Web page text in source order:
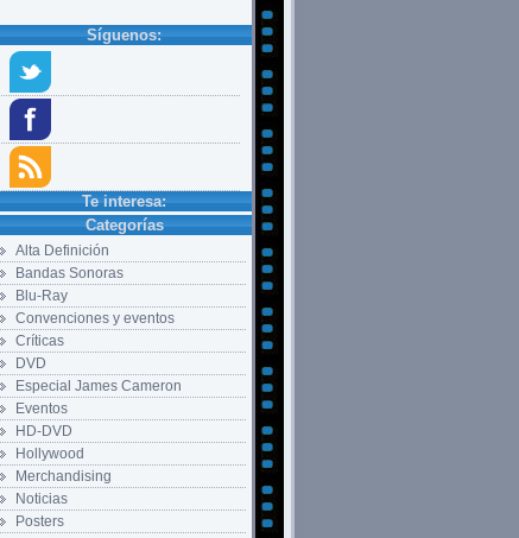
Síguenos:
Te interesa:
Categorías
Alta Definición
Bandas Sonoras
Blu-Ray
Convenciones y eventos
Críticas
DVD
Especial James Cameron
Eventos
HD-DVD
Hollywood
Merchandising
Noticias
Posters